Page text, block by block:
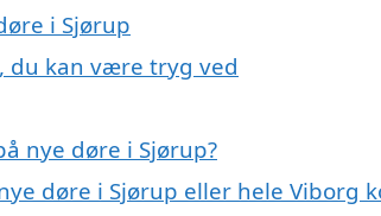
i Sjørup
du kan være tryg ved
nye døre i Sjørup?
døre i Sjørup eller hele Viborg